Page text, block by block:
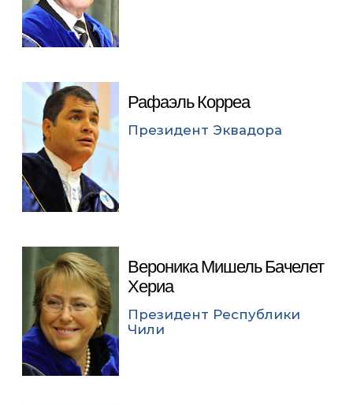
Рафаэль Корреа
Президент Эквадора
Вероника Мишель Бачелет
Хериа
Президент Республики
Чили